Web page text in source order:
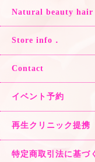
Natural beauty hair
Store info．
Contact
イベント予約
再生クリニック提携
特定商取引法に基づ